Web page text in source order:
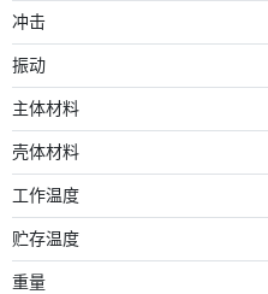
冲击
振动
主体材料
壳体材料
工作温度
贮存温度
重量